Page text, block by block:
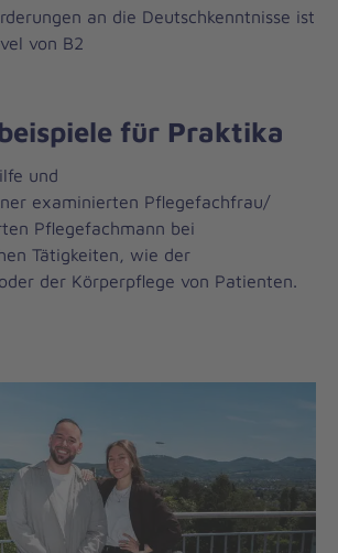
an die Deutschkenntnisse ist
von B2
für Praktika
und
examinierten Pflegefachfrau/
Pflegefachmann bei
Tätigkeiten, wie der
der Körperpflege von Patienten.